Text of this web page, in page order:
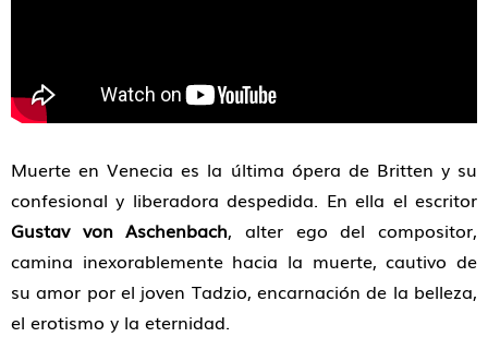
Muerte en Venecia es la última ópera de Britten y su
confesional y liberadora despedida. En ella el escritor
Gustav von Aschenbach, alter ego del compositor,
camina inexorablemente hacia la muerte, cautivo de
su amor por el joven Tadzio, encarnación de la belleza,
el erotismo y la eternidad.